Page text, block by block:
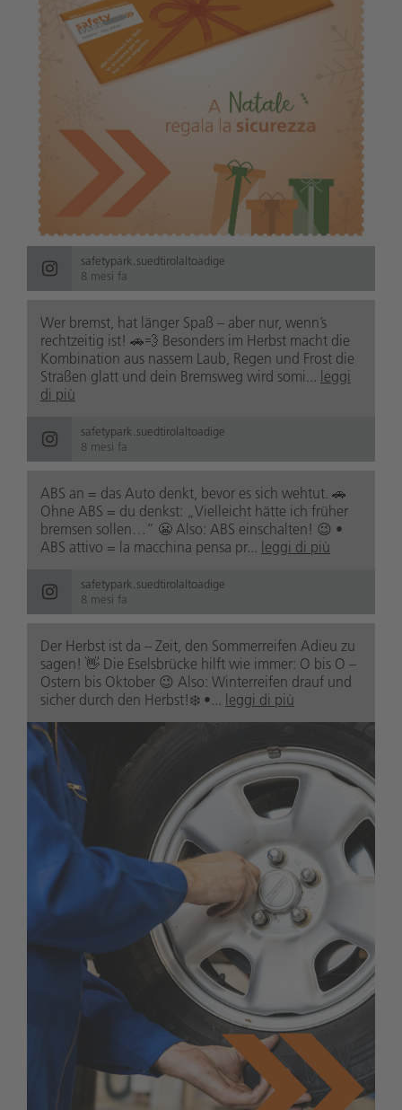
safetypark.suedtirolaltoadige
8 mesi fa
Wer bremst, hat länger Spaß – aber nur, wenn’s
rechtzeitig ist! 🚗💨 Besonders im Herbst macht die
Kombination aus nassem Laub, Regen und Frost die
Straßen glatt und dein Bremsweg wird somi... leggi
di più
safetypark.suedtirolaltoadige
8 mesi fa
ABS an = das Auto denkt, bevor es sich wehtut. 🚗
Ohne ABS = du denkst: „Vielleicht hätte ich früher
bremsen sollen…“ 😬 Also: ABS einschalten! 😉 •
ABS attivo = la macchina pensa pr... leggi di più
safetypark.suedtirolaltoadige
8 mesi fa
Der Herbst ist da – Zeit, den Sommerreifen Adieu zu
sagen! 👋 Die Eselsbrücke hilft wie immer: O bis O –
Ostern bis Oktober 😉 Also: Winterreifen drauf und
sicher durch den Herbst!❄️ •... leggi di più